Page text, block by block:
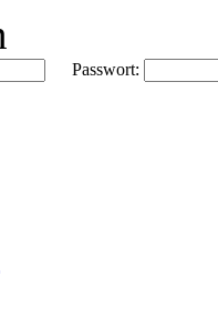
Passwort: